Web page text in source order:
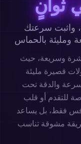
ثوانٍ
واثبت سرعتك
وسريعة، حيث
قصيرة مليئة
والدقة تحت
للتقدم أو قلب
فقط، بل يساعد
مشوقة تناسب